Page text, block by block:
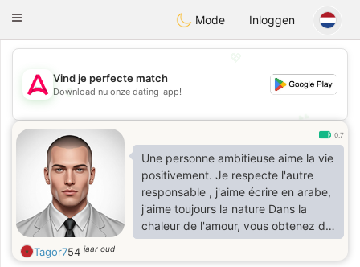
Tantôt
Toggle
Mode Inloggen
💖
💕
Vind je perfecte match
Download nu onze dating-app!
0.7
Une personne ambitieuse aime la vie
positivement. Je respecte l'autre
responsable , j'aime écrire en arabe,
j'aime toujours la nature Dans la
chaleur de l'amour, vous obtenez de
bonnes choses. Mais il doit y avoir
de l'amour
Tagor754jaar oud